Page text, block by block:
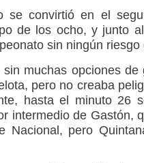
se convirtió en el
de los ocho, y junto
sin ningún
muchas opciones
pero no creaba
hasta el minuto 26
intermedio de
Nacional, pero